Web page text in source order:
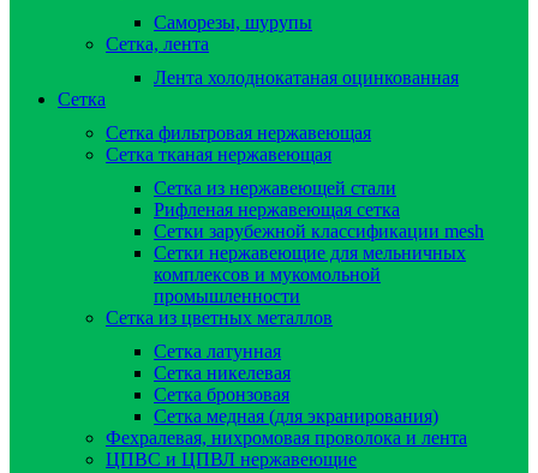
Саморезы, шурупы
Сетка, лента
Лента холоднокатаная оцинкованная
Сетка
Сетка фильтровая нержавеющая
Сетка тканая нержавеющая
Сетка из нержавеющей стали
Рифленая нержавеющая сетка
Сетки зарубежной классификации mesh
Сетки нержавеющие для мельничных
комплексов и мукомольной
промышленности
Сетка из цветных металлов
Сетка латунная
Сетка никелевая
Сетка бронзовая
Сетка медная (для экранирования)
Фехралевая, нихромовая проволока и лента
ЦПВС и ЦПВЛ нержавеющие